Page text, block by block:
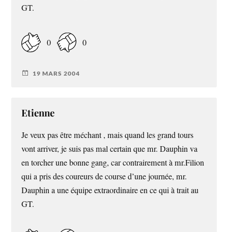
GT.
0 0
19 MARS 2004
Etienne
Je veux pas être méchant , mais quand les grand tours
vont arriver, je suis pas mal certain que mr. Dauphin va
en torcher une bonne gang, car contrairement à mr.Filion
qui a pris des coureurs de course d’une journée, mr.
Dauphin a une équipe extraordinaire en ce qui à trait au
GT.